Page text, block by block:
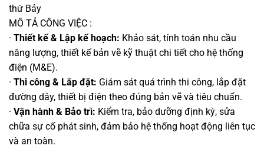
thứ Bảy
MÔ TẢ CÔNG VIỆC :
· Thiết kế & Lập kế hoạch: Khảo sát, tính toán nhu cầu
năng lượng, thiết kế bản vẽ kỹ thuật chi tiết cho hệ thống
điện (M&E).
· Thi công & Lắp đặt: Giám sát quá trình thi công, lắp đặt
đường dây, thiết bị điện theo đúng bản vẽ và tiêu chuẩn.
· Vận hành & Bảo trì: Kiểm tra, bảo dưỡng định kỳ, sửa
chữa sự cố phát sinh, đảm bảo hệ thống hoạt động liên tục
và an toàn.